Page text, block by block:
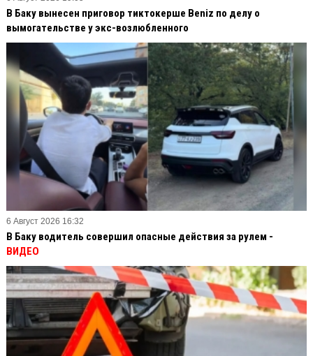
В Баку вынесен приговор тиктокерше Beniz по делу о
вымогательстве у экс-возлюбленного
6 Август 2026 16:32
В Баку водитель совершил опасные действия за рулем -
ВИДЕО